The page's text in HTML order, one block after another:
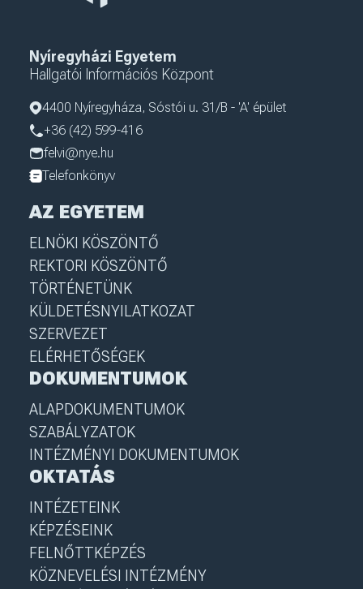
Nyíregyházi Egyetem
Hallgatói Információs Központ
4400 Nyíregyháza, Sóstói u. 31/B - 'A' épület
+36 (42) 599-416
felvi@nye.hu
Telefonkönyv
AZ EGYETEM
ELNÖKI KÖSZÖNTŐ
REKTORI KÖSZÖNTŐ
TÖRTÉNETÜNK
KÜLDETÉSNYILATKOZAT
SZERVEZET
ELÉRHETŐSÉGEK
DOKUMENTUMOK
ALAPDOKUMENTUMOK
SZABÁLYZATOK
INTÉZMÉNYI DOKUMENTUMOK
OKTATÁS
INTÉZETEINK
KÉPZÉSEINK
FELNŐTTKÉPZÉS
KÖZNEVELÉSI INTÉZMÉNY